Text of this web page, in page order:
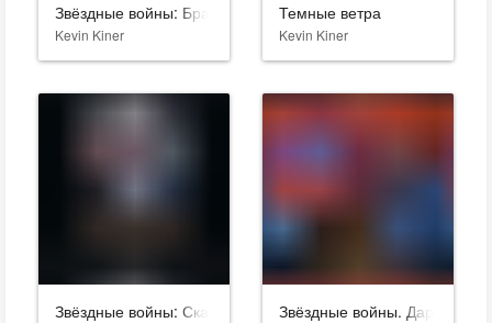
Звёздные войны: Бракованная партия
Kevin Kiner
Темные ветра
Kevin Kiner
Звёздные войны: Сказания о преступном мире
Звёздные войны. Дарт Мол: